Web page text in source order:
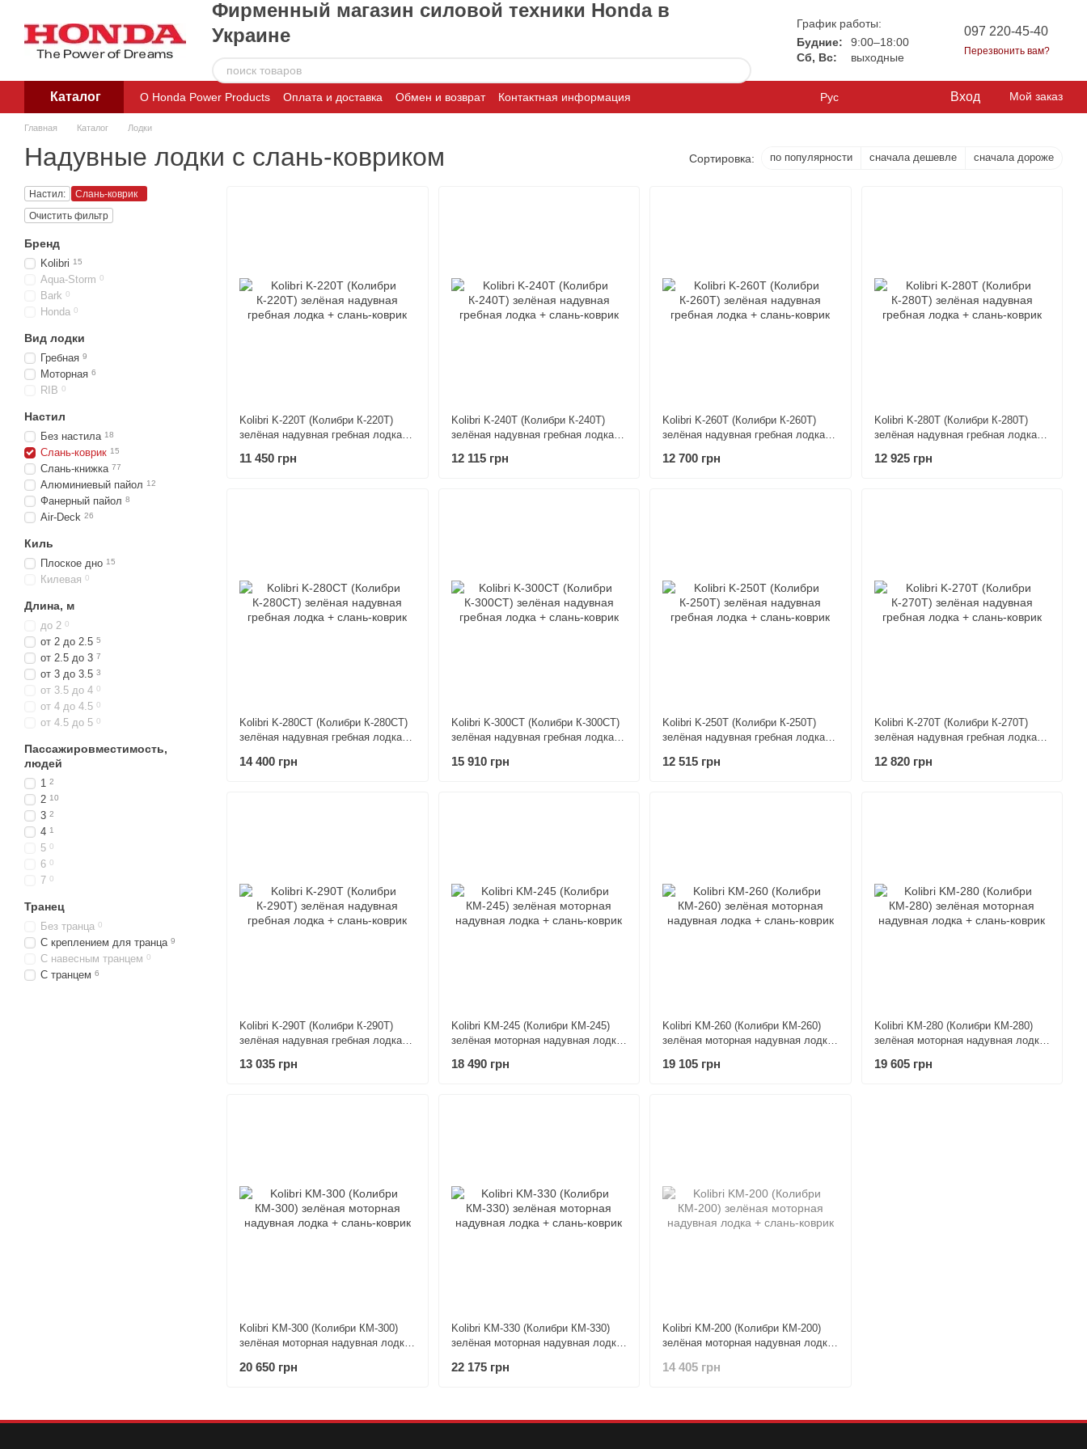
Фирменный магазин силовой техники Honda в
Украине
График работы:
Будние:
9:00–18:00
Сб, Вс:
выходные
097 220-45-40
Перезвонить вам?
Каталог О Honda Power Products Оплата и доставка Обмен и возврат
Контактная информация
Пользовательское соглашение
Рус Вход Мой заказ
Главная Каталог Лодки
Надувные лодки с слань-ковриком Сортировка: по популярности сначала дешевле сначала дороже
Kolibri K-220T (Колибри К-220Т)
зелёная надувная гребная лодка +
11 450 грн
Kolibri K-240T (Колибри К-240Т)
зелёная надувная гребная лодка +
12 115 грн
Kolibri K-260T (Колибри К-260Т)
зелёная надувная гребная лодка +
12 700 грн
Kolibri K-280T (Колибри К-280Т)
зелёная надувная гребная лодка +
12 925 грн
Kolibri K-280CT (Колибри К-280СТ)
зелёная надувная гребная лодка +
14 400 грн
Kolibri K-300CT (Колибри К-300СТ)
зелёная надувная гребная лодка +
15 910 грн
Kolibri K-250T (Колибри К-250Т)
зелёная надувная гребная лодка +
12 515 грн
Kolibri K-270T (Колибри К-270Т)
зелёная надувная гребная лодка +
12 820 грн
Kolibri K-290T (Колибри К-290Т)
зелёная надувная гребная лодка +
13 035 грн
Kolibri KM-245 (Колибри КМ-245)
зелёная моторная надувная лодка
18 490 грн
Kolibri KM-260 (Колибри КМ-260)
зелёная моторная надувная лодка
19 105 грн
Kolibri KM-280 (Колибри КМ-280)
зелёная моторная надувная лодка
19 605 грн
Kolibri KM-300 (Колибри КМ-300)
зелёная моторная надувная лодка
20 650 грн
Kolibri KM-330 (Колибри КМ-330)
зелёная моторная надувная лодка
22 175 грн
Kolibri KM-200 (Колибри КМ-200)
зелёная моторная надувная лодка
14 405 грн
Настил:
Слань-коврик
Очистить фильтр
Бренд
Kolibri 15
Aqua-Storm 0
Bark 0
Honda 0
Вид лодки
Гребная 9
Моторная 6
RIB 0
Настил
Без настила 18
Слань-коврик 15
Слань-книжка 77
Алюминиевый пайол 12
Фанерный пайол 8
Air-Deck 26
Киль
Плоское дно 15
Килевая 0
Длина, м
до 2 0
от 2 до 2.5 5
от 2.5 до 3 7
от 3 до 3.5 3
от 3.5 до 4 0
от 4 до 4.5 0
от 4.5 до 5 0
Пассажировместимость,
людей
1 2
2 10
3 2
4 1
5 0
6 0
7 0
Транец
Без транца 0
С креплением для транца 9
С навесным транцем 0
С транцем 6